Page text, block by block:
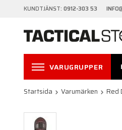
KUNDTJÄNST: 0912-303 53
VARUGRUPPER
Startsida Varumärken Red